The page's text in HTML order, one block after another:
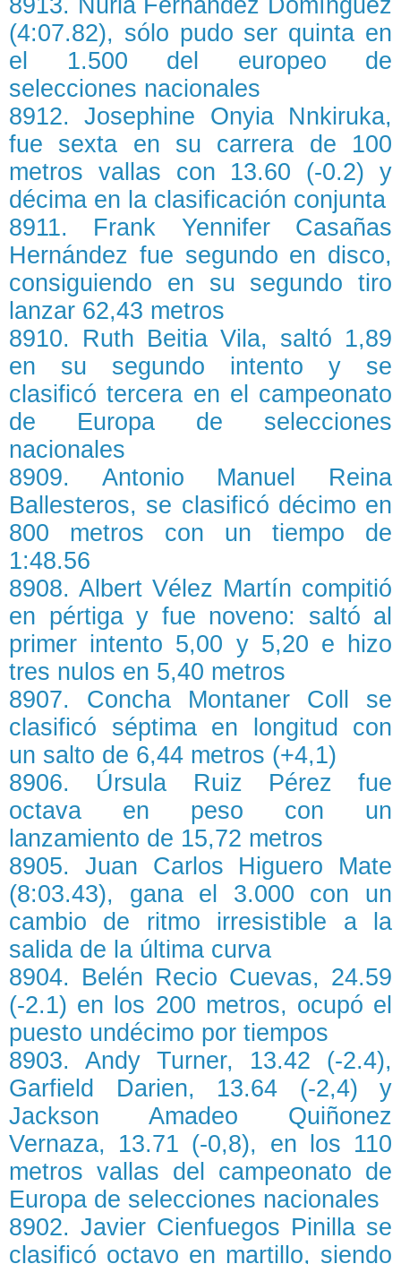
8913. Nuria Fernández Domínguez
(4:07.82), sólo pudo ser quinta en
el 1.500 del europeo de
selecciones nacionales
8912. Josephine Onyia Nnkiruka,
fue sexta en su carrera de 100
metros vallas con 13.60 (-0.2) y
décima en la clasificación conjunta
8911. Frank Yennifer Casañas
Hernández fue segundo en disco,
consiguiendo en su segundo tiro
lanzar 62,43 metros
8910. Ruth Beitia Vila, saltó 1,89
en su segundo intento y se
clasificó tercera en el campeonato
de Europa de selecciones
nacionales
8909. Antonio Manuel Reina
Ballesteros, se clasificó décimo en
800 metros con un tiempo de
1:48.56
8908. Albert Vélez Martín compitió
en pértiga y fue noveno: saltó al
primer intento 5,00 y 5,20 e hizo
tres nulos en 5,40 metros
8907. Concha Montaner Coll se
clasificó séptima en longitud con
un salto de 6,44 metros (+4,1)
8906. Úrsula Ruiz Pérez fue
octava en peso con un
lanzamiento de 15,72 metros
8905. Juan Carlos Higuero Mate
(8:03.43), gana el 3.000 con un
cambio de ritmo irresistible a la
salida de la última curva
8904. Belén Recio Cuevas, 24.59
(-2.1) en los 200 metros, ocupó el
puesto undécimo por tiempos
8903. Andy Turner, 13.42 (-2.4),
Garfield Darien, 13.64 (-2,4) y
Jackson Amadeo Quiñonez
Vernaza, 13.71 (-0,8), en los 110
metros vallas del campeonato de
Europa de selecciones nacionales
8902. Javier Cienfuegos Pinilla se
clasificó octavo en martillo, siendo